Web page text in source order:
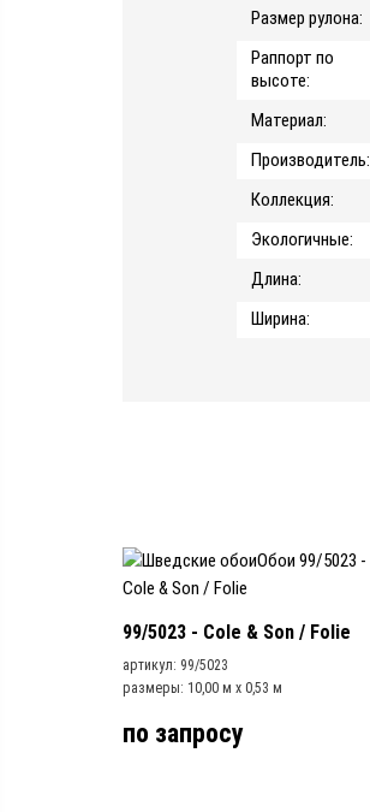
Размер рулона:
Раппорт по
высоте:
Материал:
Производитель:
Коллекция:
Экологичные:
Длина:
Ширина:
99/5023 - Cole & Son / Folie
артикул: 99/5023
размеры: 10,00 м x 0,53 м
по запросу